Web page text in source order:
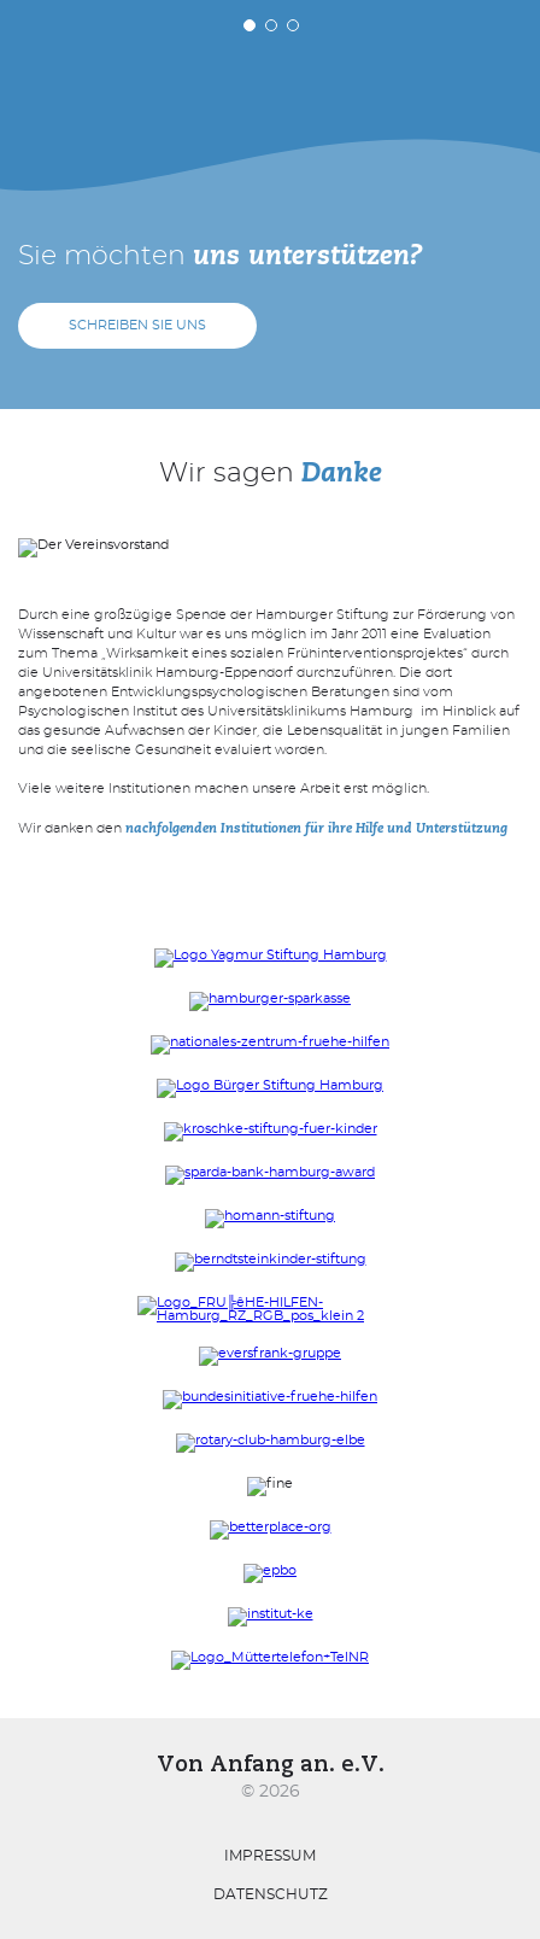
Sie möchten uns unterstützen?
SCHREIBEN SIE UNS
Wir sagen Danke
Durch eine großzügige Spende der Hamburger Stiftung zur Förderung von
Wissenschaft und Kultur war es uns möglich im Jahr 2011 eine Evaluation
zum Thema „Wirksamkeit eines sozialen Frühinterventionsprojektes“ durch
die Universitätsklinik Hamburg-Eppendorf durchzuführen. Die dort
angebotenen Entwicklungspsychologischen Beratungen sind vom
Psychologischen Institut des Universitätsklinikums Hamburg im Hinblick auf
das gesunde Aufwachsen der Kinder, die Lebensqualität in jungen Familien
und die seelische Gesundheit evaluiert worden.
Viele weitere Institutionen machen unsere Arbeit erst möglich.
Wir danken den nachfolgenden Institutionen für ihre Hilfe und Unterstützung
Von Anfang an. e.V.
© 2026
IMPRESSUM
DATENSCHUTZ